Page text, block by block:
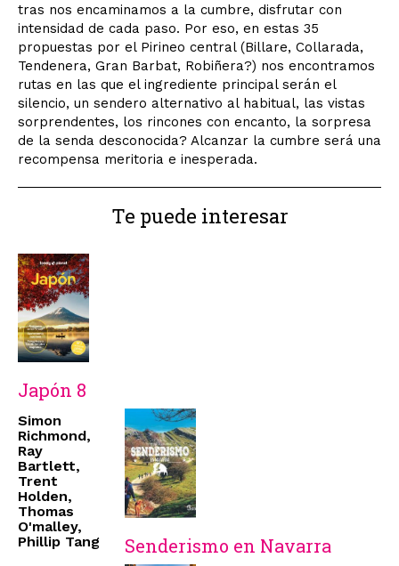
tras nos encaminamos a la cumbre, disfrutar con
intensidad de cada paso. Por eso, en estas 35
propuestas por el Pirineo central (Billare, Collarada,
Tendenera, Gran Barbat, Robiñera?) nos encontramos
rutas en las que el ingrediente principal serán el
silencio, un sendero alternativo al habitual, las vistas
sorprendentes, los rincones con encanto, la sorpresa
de la senda desconocida? Alcanzar la cumbre será una
recompensa meritoria e inesperada.
Te puede interesar
Japón 8
Simon
Richmond,
Ray
Bartlett,
Trent
Holden,
Thomas
O'malley,
Phillip Tang
Senderismo en Navarra